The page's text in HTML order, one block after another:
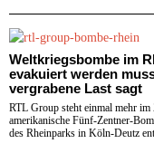
Weltkriegsbombe im
evakuiert werden
vergrabene Last sagt
RTL Group steht einmal mehr
amerikanische Fünf-Zentner-
des Rheinparks in Köln-Deutz